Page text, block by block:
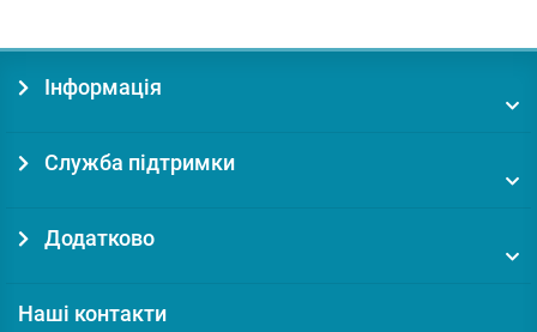
Інформація
Служба підтримки
Додатково
Наші контакти